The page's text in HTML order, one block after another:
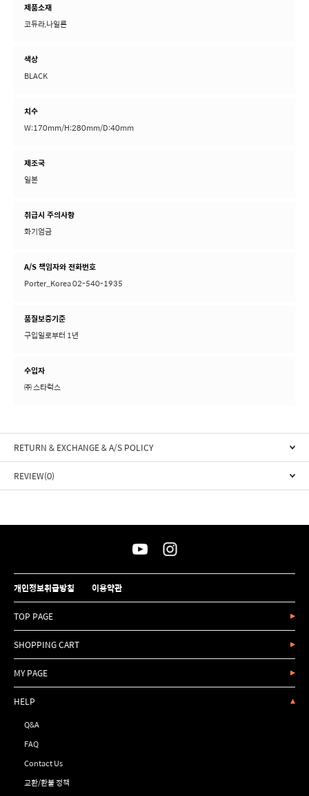
제품소재
코듀라,나일론
색상
BLACK
치수
W:170mm/H:280mm/D:40mm
제조국
일본
취급시 주의사항
화기엄금
A/S 책임자와 전화번호
Porter_Korea 02-540-1935
품질보증기준
구입일로부터 1년
수입자
㈜ 스타럭스
RETURN & EXCHANGE & A/S POLICY
REVIEW(0)
개인정보취급방침 이용약관
TOP PAGE
SHOPPING CART
MY PAGE
HELP
Q&A
FAQ
Contact Us
교환/환불 정책